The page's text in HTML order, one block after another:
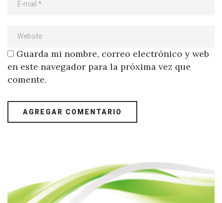
Guarda mi nombre, correo electrónico y web
en este navegador para la próxima vez que
comente.